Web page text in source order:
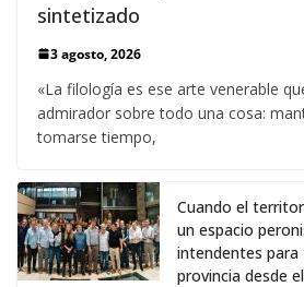
sintetizado
3 agosto, 2026
«La filología es ese arte venerable
admirador sobre todo una cosa:
tomarse tiempo,
Cuando el
un espacio
intendentes
provincia desde